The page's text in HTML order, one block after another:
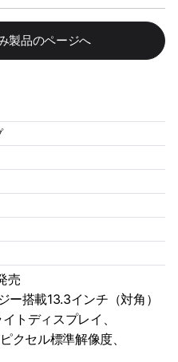
製品のページへ
売
ー搭載13.3インチ（対角）
トディスプレイ、
クセル標準解像度、